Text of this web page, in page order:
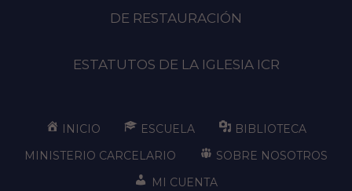
DE RESTAURACIÓN
ESTATUTOS DE LA IGLESIA ICR
INICIO ESCUELA
BIBLIOTECA
MINISTERIO CARCELARIO
SOBRE NOSOTROS
MI CUENTA